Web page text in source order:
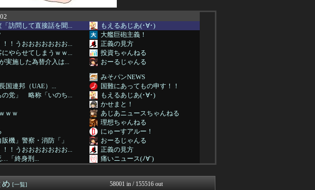
訪問して直接話を聞...
もえるあじあ(･∀･)
大艦巨砲主義！
！うおおおおおおお...
正義の見方
やらせてしまうｗｗ...
投資ちゃんねる
実施した為替介入は...
おーるじゃんる
みそパンNEWS
国連邦（UAE）...
国難にあってもの申す！！
の党」 略称「いのち...
もえるあじあ(･∀･)
かせまと！
ｗｗ
あじあニュースちゃんねる
理想ちゃんねる
にゅーすアルー！
機」警察・消防「」
おーるじゃんる
！うおおおおおおお...
正義の見方
…「終身刑...
痛いニュース(ﾉ∀`)
ったぞー！」→最悪す...
オレ的ゲーム速報＠刃
の紙雑誌で「1...
アルファルファモザイク＠ネ...
め [一覧] 58001 in / 155516 out